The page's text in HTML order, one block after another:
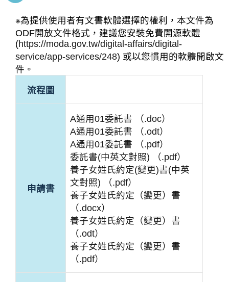
※為提供使用者有文書軟體選擇的權利，本文件為
ODF開放文件格式，建議您安裝免費開源軟體
(https://moda.gov.tw/digital-affairs/digital-
service/app-services/248) 或以您慣用的軟體開啟文
件。
流程圖
申請書
A通用01委託書 （.doc）
A通用01委託書 （.odt）
A通用01委託書 （.pdf）
委託書(中英文對照) （.pdf）
養子女姓氏約定(變更)書(中英
文對照) （.pdf）
養子女姓氏約定（變更）書
（.docx）
養子女姓氏約定（變更）書
（.odt）
養子女姓氏約定（變更）書
（.pdf）